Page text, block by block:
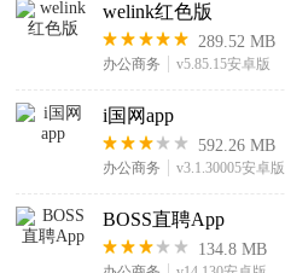
welink红色版
289.52 MB
办公商务 v5.85.15安卓版
i国网app
592.26 MB
办公商务 v3.1.30005安卓版
BOSS直聘App
134.8 MB